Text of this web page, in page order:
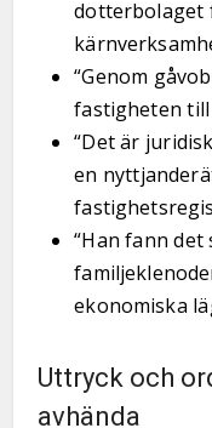
dotterbolaget
“Genom
fastigheten
“Det är
en
“Han fann det
ekonomiska
Uttryck och
avhända